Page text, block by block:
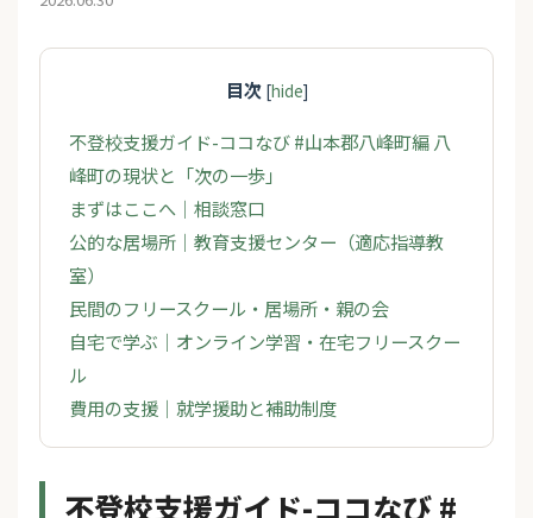
目次 [hide]
不登校支援ガイド-ココなび #山本郡八峰町編 八
峰町の現状と「次の一歩」
まずはここへ｜相談窓口
公的な居場所｜教育支援センター（適応指導教
室）
民間のフリースクール・居場所・親の会
自宅で学ぶ｜オンライン学習・在宅フリースクー
ル
費用の支援｜就学援助と補助制度
不登校支援ガイド-ココなび #